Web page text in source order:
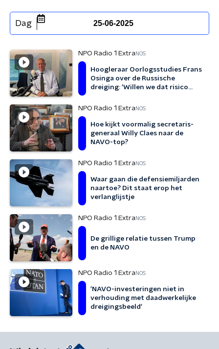
Dag 25-06-2025
NPO Radio 1 ExtraNOS
Hoogleraar Oorlogsstudies Frans
Osinga over de Russische
dreiging: 'Willen we dat risico
NPO Radio 1 ExtraNOS
Hoe kijkt voormalig secretaris-
generaal Willy Claes naar de
NAVO-top?
NPO Radio 1 ExtraNOS
Waar gaan die defensiemiljarden
naartoe? Dit staat erop het
verlanglijstje
NPO Radio 1 ExtraNOS
De grillige relatie tussen Trump
en de NAVO
NPO Radio 1 ExtraNOS
'NAVO-investeringen niet in
verhouding met daadwerkelijke
dreigingsbeeld'